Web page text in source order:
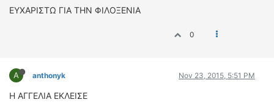
ΕΥΧΑΡΙΣΤΩ ΓΙΑ ΤΗΝ ΦΙΛΟΞΕΝΙΑ
0
A anthonyk Nov 23, 2015, 5:51 PM
Η ΑΓΓΕΛΙΑ ΕΚΛΕΙΣΕ
ΛΕΞΙΚΟ
ΕΙΔΗΣΕΙΣ
ΑΓΩΝΕΣ